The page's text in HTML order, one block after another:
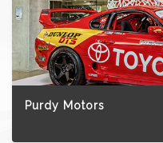
Purdy Motors